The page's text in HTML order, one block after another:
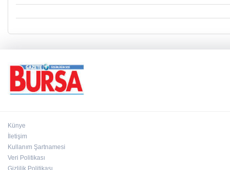
Künye
İletişim
Kullanım Şartnamesi
Veri Politikası